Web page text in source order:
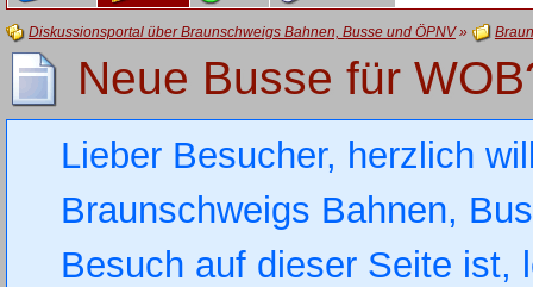
Diskussionsportal über Braunschweigs Bahnen, Busse und ÖPNV»
Neue Busse für
Lieber Besucher, herzlich
Braunschweigs Bahnen,
Besuch auf dieser Seite